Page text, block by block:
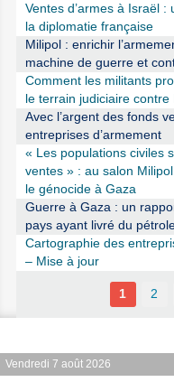
Ventes d’armes à Israël
la diplomatie française
Milipol : enrichir
machine de guerre et
Comment les militants
le terrain judiciaire contre
Avec l’argent des fonds
entreprises d’armement
« Les populations civiles
ventes » : au salon
le génocide à Gaza
Guerre à Gaza : un
pays ayant livré du
Cartographie des
– Mise à jour
1 2
Vendredi 7 août 2026